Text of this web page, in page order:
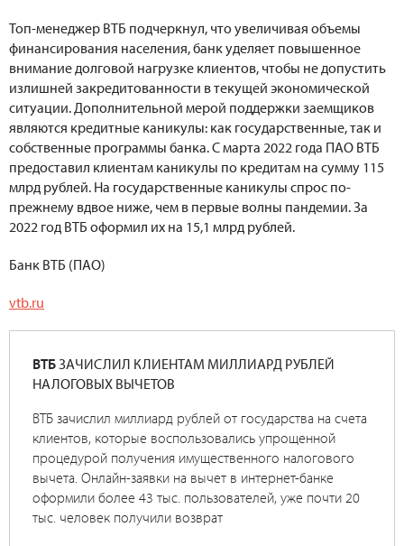
Топ-менеджер ВТБ подчеркнул, что увеличивая объемы
финансирования населения, банк уделяет повышенное
внимание долговой нагрузке клиентов, чтобы не допустить
излишней закредитованности в текущей экономической
ситуации. Дополнительной мерой поддержки заемщиков
являются кредитные каникулы: как государственные, так и
собственные программы банка. С марта 2022 года ПАО ВТБ
предоставил клиентам каникулы по кредитам на сумму 115
млрд рублей. На государственные каникулы спрос по-
прежнему вдвое ниже, чем в первые волны пандемии. За
2022 год ВТБ оформил их на 15,1 млрд рублей.
Банк ВТБ (ПАО)
vtb.ru
ВТБЗАЧИСЛИЛ КЛИЕНТАМ МИЛЛИАРД РУБЛЕЙ
НАЛОГОВЫХ ВЫЧЕТОВ
ВТБ зачислил миллиард рублей от государства на счета
клиентов, которые воспользовались упрощенной
процедурой получения имущественного налогового
вычета. Онлайн-заявки на вычет в интернет-банке
оформили более 43 тыс. пользователей, уже почти 20
тыс. человек получили возврат